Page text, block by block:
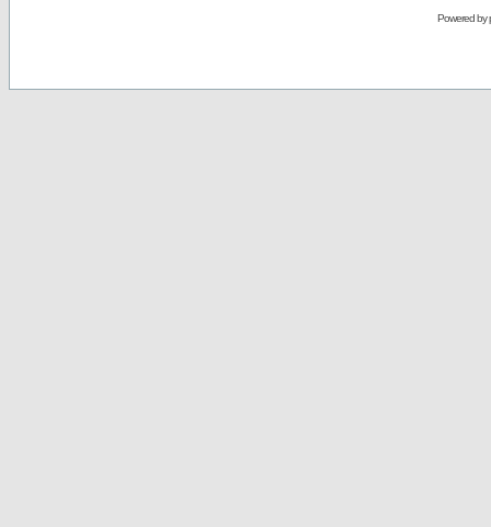
Powered by